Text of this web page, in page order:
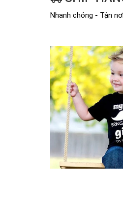
Nhanh chóng - Tận